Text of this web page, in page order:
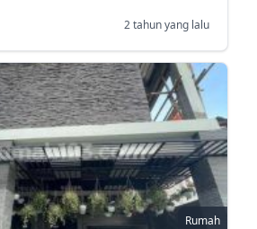
2 tahun yang lalu
Rumah